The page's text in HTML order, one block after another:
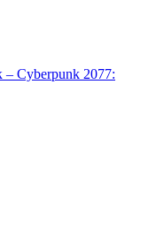
– Cyberpunk 2077: